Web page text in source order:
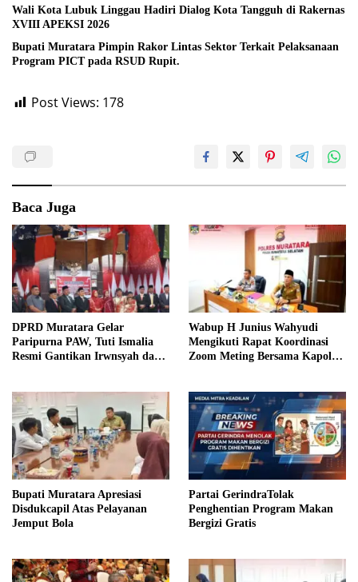
Wali Kota Lubuk Linggau Hadiri Dialog Kota Tangguh di Rakernas
XVIII APEKSI 2026
Bupati Muratara Pimpin Rakor Lintas Sektor Terkait Pelaksanaan
Program PICT pada RSUD Rupit.
Post Views: 178
Baca Juga
DPRD Muratara Gelar
Paripurna PAW, Tuti Ismalia
Resmi Gantikan Irwnsyah dari
Wabup H Junius Wahyudi
Mengikuti Rapat Koordinasi
Zoom Meting Bersama Kapolres
Bupati Muratara Apresiasi
Disdukcapil Atas Pelayanan
Jemput Bola
Partai GerindraTolak
Penghentian Program Makan
Bergizi Gratis